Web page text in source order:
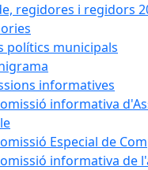
regidores i regidors
polítics municipals
informatives
informativa
Especial de
informativa de